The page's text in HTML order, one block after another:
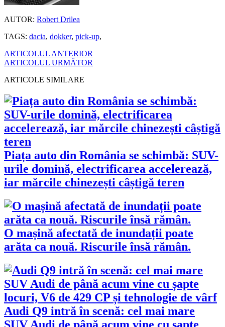
AUTOR: Robert Drilea
TAGS: dacia, dokker, pick-up,
ARTICOLUL ANTERIOR
ARTICOLUL URMĂTOR
ARTICOLE SIMILARE
Piața auto din România se schimbă: SUV-
urile domină, electrificarea accelerează,
iar mărcile chinezești câștigă teren
O mașină afectată de inundații poate
arăta ca nouă. Riscurile însă rămân.
Audi Q9 intră în scenă: cel mai mare
SUV Audi de până acum vine cu șapte